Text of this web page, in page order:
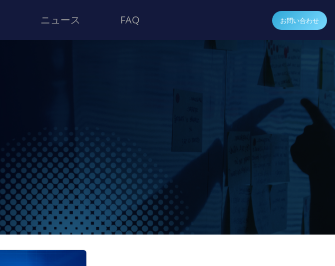
ニュース FAQ お問い合わせ